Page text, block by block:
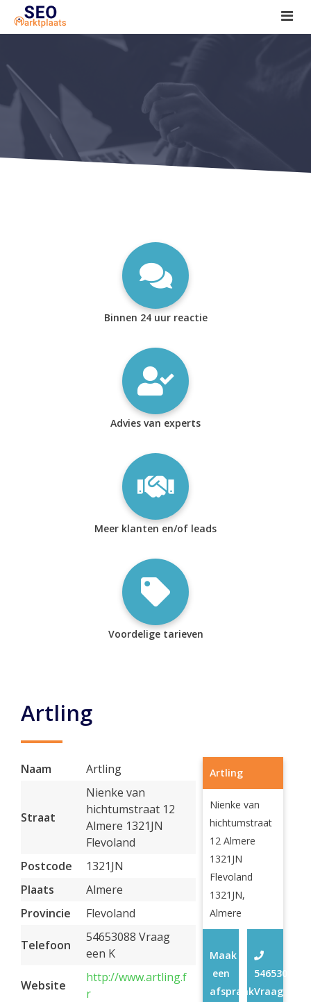
SEO tools reviews
Marketeer bij jou in de buurt?
Offerte
1. Seo voor beginners +
2. Onderzoeken +
Binnen 24 uur reactie
Advies van experts
Meer klanten en/of leads
Voordelige tarieven
Artling
Naam Artling
Straat
Nienke van
hichtumstraat 12
Almere 1321JN
Flevoland
Postcode
1321JN
Plaats
Almere
Provincie
Flevoland
Telefoon
54653088 Vraag
een K
Website
http://www.artling.f
r
Artling
Nienke van
hichtumstraat
12 Almere
1321JN
Flevoland
1321JN,
Almere
54653088
Vraag
Maak
een
afspraak